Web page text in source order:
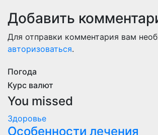
Добавить
Для отправки комментария вам
авторизоваться.
Погода
Курс валют
You missed
Здоровье
Особенности лечения